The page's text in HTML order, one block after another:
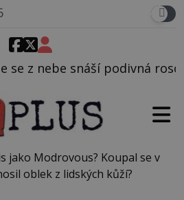
rosolovitá látka
jako Modrovous? Koupal se v
oblek z lidských kůží?